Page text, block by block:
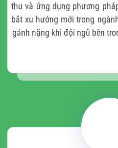
thu và ứng dụng phương
bắt xu hướng mới trong
gánh nặng khi đội ngũ bên